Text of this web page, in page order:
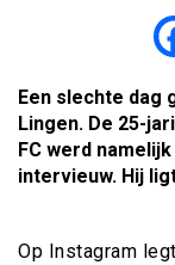
Een slechte dag
Lingen. De 25-
FC werd
intervieuw. Hij
Op Instagram